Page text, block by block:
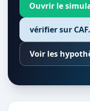
Ouvrir le
vérifier sur
Voir les